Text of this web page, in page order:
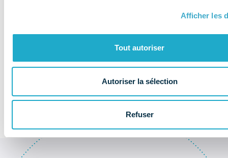
Afficher les
Tout autoriser
Autoriser la sélection
Refuser
Au coeur de la
santé dentaire